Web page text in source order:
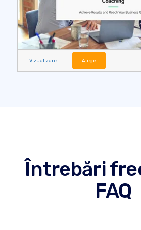
Vizualizare Alege
Întrebări
FAQ